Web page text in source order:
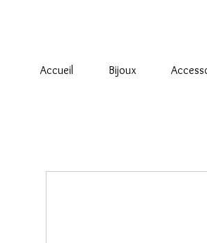
Accueil Bijoux